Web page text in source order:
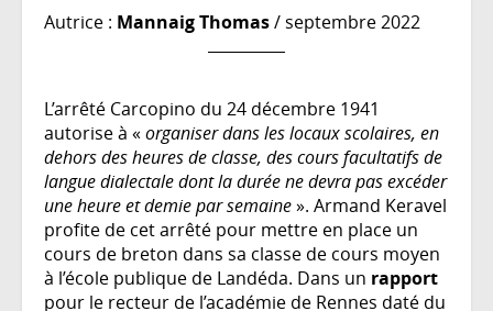
Autrice : Mannaig Thomas/ septembre 2022
L’arrêté Carcopino du 24 décembre 1941
autorise à «organiser dans les locaux scolaires, en
dehors des heures de classe, des cours facultatifs de
langue dialectale dont la durée ne devra pas excéder
une heure et demie par semaine». Armand Keravel
profite de cet arrêté pour mettre en place un
cours de breton dans sa classe de cours moyen
à l’école publique de Landéda. Dans un rapport
pour le recteur de l’académie de Rennes daté du